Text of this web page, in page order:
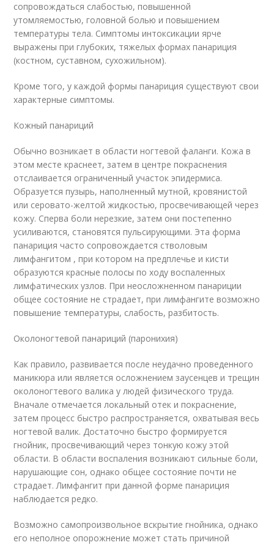
сопровождаться слабостью, повышенной
утомляемостью, головной болью и повышением
температуры тела. Симптомы интоксикации ярче
выражены при глубоких, тяжелых формах панариция
(костном, суставном, сухожильном).
Кроме того, у каждой формы панариция существуют свои
характерные симптомы.
Кожный панариций
Обычно возникает в области ногтевой фаланги. Кожа в
этом месте краснеет, затем в центре покраснения
отслаивается ограниченный участок эпидермиса.
Образуется пузырь, наполненный мутной, кровянистой
или серовато-желтой жидкостью, просвечивающей через
кожу. Сперва боли нерезкие, затем они постепенно
усиливаются, становятся пульсирующими. Эта форма
панариция часто сопровождается стволовым
лимфангитом , при котором на предплечье и кисти
образуются красные полосы по ходу воспаленных
лимфатических узлов. При неосложненном панариции
общее состояние не страдает, при лимфангите возможно
повышение температуры, слабость, разбитость.
Околоногтевой панариций (паронихия)
Как правило, развивается после неудачно проведенного
маникюра или является осложнением заусенцев и трещин
околоногтевого валика у людей физического труда.
Вначале отмечается локальный отек и покраснение,
затем процесс быстро распространяется, охватывая весь
ногтевой валик. Достаточно быстро формируется
гнойник, просвечивающий через тонкую кожу этой
области. В области воспаления возникают сильные боли,
нарушающие сон, однако общее состояние почти не
страдает. Лимфангит при данной форме панариция
наблюдается редко.
Возможно самопроизвольное вскрытие гнойника, однако
его неполное опорожнение может стать причиной